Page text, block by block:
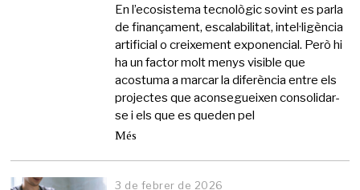
g
d
2
0
2
6
En l’ecosistema tecnològic sovint es parla
de finançament, escalabilitat, intel·ligència
artificial o creixement exponencial. Però hi
ha un factor molt menys visible que
acostuma a marcar la diferència entre els
projectes que aconsegueixen consolidar-
se i els que es queden pel
Més
3 de febrer de 2026